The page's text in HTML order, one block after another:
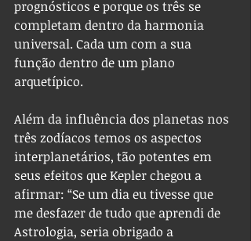
prognósticos e porque os três se
completam dentro da harmonia
universal. Cada um com a sua
função dentro de um plano
arquetípico.
Além da influência dos planetas nos
três zodíacos temos os aspectos
interplanetários, tão potentes em
seus efeitos que Kepler chegou a
afirmar: “Se um dia eu tivesse que
me desfazer de tudo que aprendi de
Astrologia, seria obrigado a